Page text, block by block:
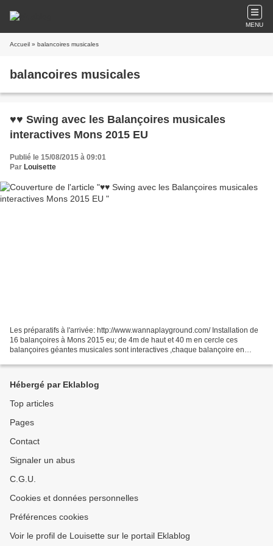
MENU
Accueil » balancoires musicales
balancoires musicales
♥♥ Swing avec les Balançoires musicales
interactives Mons 2015 EU
Publié le 15/08/2015 à 09:01
Par Louisette
Les préparatifs à l'arrivée: http://www.wannaplayground.com/ Installation de
16 balançoires à Mons 2015 eu; de 4m de haut et 40 m en cercle ces
balançoires géantes musicales sont interactives ,chaque balançoire en
Hébergé par Eklablog
Top articles
Pages
Contact
Signaler un abus
C.G.U.
Cookies et données personnelles
Préférences cookies
Voir le profil de Louisette sur le portail Eklablog